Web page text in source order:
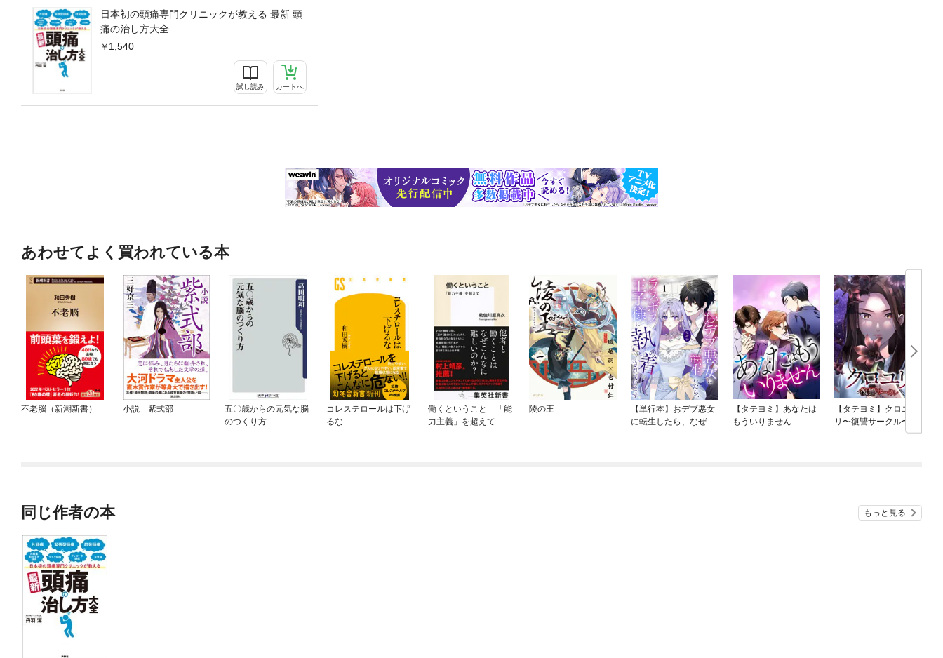
日本初の頭痛専門クリニックが教える 最新 頭
痛の治し方大全
1,540
試し読み カートへ
あわせてよく買われている本
不老脳（新潮新書） 小説 紫式部
五〇歳からの元気な脳
のつくり方
コレステロールは下げ
るな
働くということ 「能
力主義」を超えて
陵の王
【単行本】おデブ悪女
に転生したら、なぜか
【タテヨミ】あなたは
もういりません
【タテヨミ】クロユ
リ〜復讐サークル〜
同じ作者の本 もっと見る